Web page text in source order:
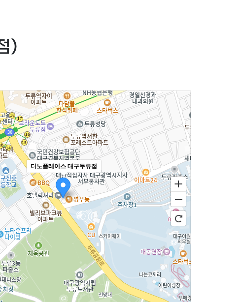
)
디노플레이스 대구두류점